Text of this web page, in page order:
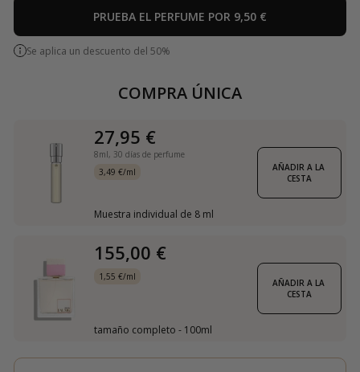
PRUEBA EL PERFUME POR 9,50 €
Se aplica un descuento del 50%
COMPRA ÚNICA
27,95 €
8ml, 30 días de perfume
3,49 €/ml
Muestra individual de 8 ml
AÑADIR A LA
CESTA
155,00 €
1,55 €/ml
tamaño completo - 100ml
AÑADIR A LA
CESTA